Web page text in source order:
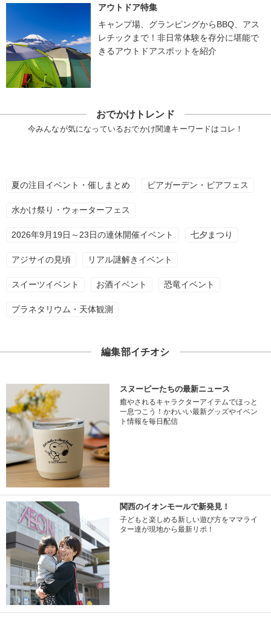
アウトドア特集
キャンプ場、グランピングからBBQ、アス
レチックまで！非日常体験を存分に堪能で
きるアウトドアスポットを紹介
おでかけトレンド
今みんなが気になっているおでかけ関連キーワードはコレ！
夏の注目イベント・催しまとめ ビアガーデン・ビアフェス
水かけ祭り・ウォーターフェス
2026年9月19日～23日の連休開催イベント 七夕まつり
アジサイの見頃 リアル謎解きイベント
スイーツイベント お酒イベント 恐竜イベント
プラネタリウム・天体観測
編集部イチオシ
スヌーピーたちの最新ニュース
癒やされるキャラクターアイテムでほっと
一息つこう！かわいい最新グッズやイベン
ト情報を毎日配信
関西のイオンモールで新発見！
子どもと楽しめる新しい遊び方をママライ
ター達が現地から最新リポ！